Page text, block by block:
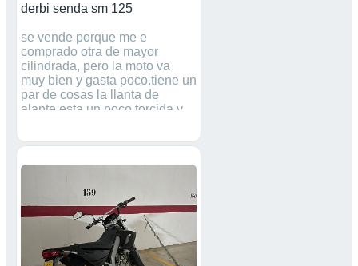
derbi senda sm 125
se vende porque me e
comprado otra de mayor
cilindrada, pero la moto va
muy bien y gasta poco.tiene un
par de cosas la llanta de
alante esta un poco torcida y
en 2 pero va bien.de hay su
sin ningún compromiso